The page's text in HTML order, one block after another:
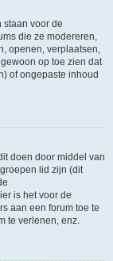
staan voor de
die ze modereren,
openen, verplaatsen,
op toe zien dat
of ongepaste inhoud
doen door middel van
lid zijn (dit
is het voor de
aan een forum toe te
te verlenen, enz.